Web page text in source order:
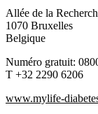
Allée de la
1070 Bruxelles
Belgique
Numéro gratuit:
T +32 2290 6206
www.mylife-